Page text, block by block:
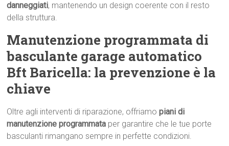
danneggiati, mantenendo un design coerente con il resto
della struttura.
Manutenzione programmata di
basculante garage automatico
Bft Baricella: la prevenzione è la
chiave
Oltre agli interventi di riparazione, offriamopiani di
manutenzione programmata per garantire che le tue porte
basculanti rimangano sempre in perfette condizioni.